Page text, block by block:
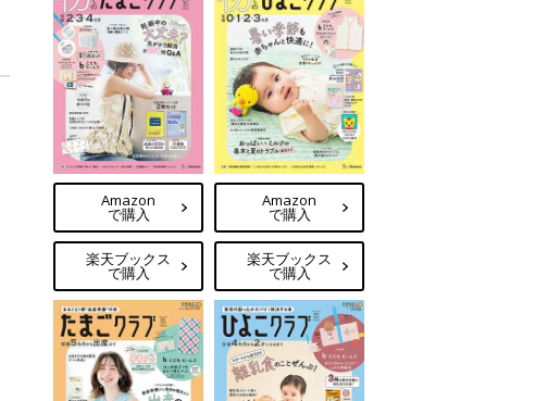
Amazon
で購入
楽天ブックス
で購入
Amazon
で購入
楽天ブックス
で購入